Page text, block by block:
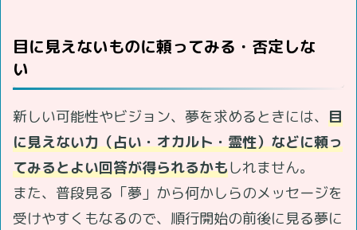
目に見えないものに頼ってみる・否定しな
い
新しい可能性やビジョン、夢を求めるときには、 目
に見えない力（占い・オカルト・霊性）などに頼っ
てみるとよい回答が得られるかもしれません。
また、普段見る「夢」から何かしらのメッセージを
受けやすくもなるので、順行開始の前後に見る夢に